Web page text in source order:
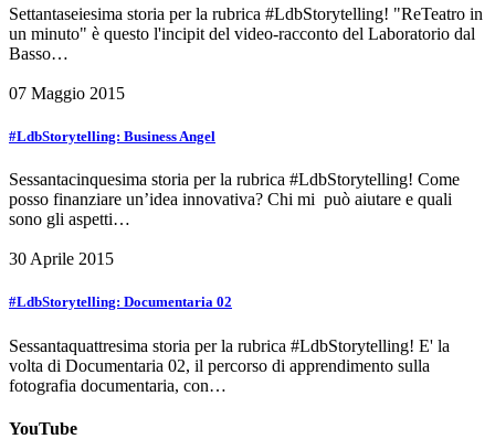
Settantaseiesima storia per la rubrica #LdbStorytelling! "ReTeatro in
un minuto" è questo l'incipit del video-racconto del Laboratorio dal
Basso…
07 Maggio 2015
#LdbStorytelling: Business Angel
Sessantacinquesima storia per la rubrica #LdbStorytelling! Come
posso finanziare un’idea innovativa? Chi mi può aiutare e quali
sono gli aspetti…
30 Aprile 2015
#LdbStorytelling: Documentaria 02
Sessantaquattresima storia per la rubrica #LdbStorytelling! E' la
volta di Documentaria 02, il percorso di apprendimento sulla
fotografia documentaria, con…
YouTube